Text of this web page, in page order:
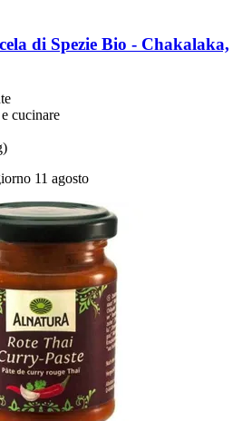
di Spezie Bio -​ Chakalaka,
cucinare
11 agosto